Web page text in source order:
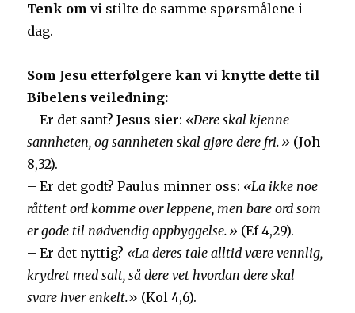
Tenk om vi stilte de samme spørsmålene i
dag.
Som Jesu etterfølgere kan vi knytte dette til
Bibelens veiledning:
– Er det sant? Jesus sier: «Dere skal kjenne
sannheten, og sannheten skal gjøre dere fri.» (Joh
8,32).
– Er det godt? Paulus minner oss: «La ikke noe
råttent ord komme over leppene, men bare ord som
er gode til nødvendig oppbyggelse.» (Ef 4,29).
– Er det nyttig? «La deres tale alltid være vennlig,
krydret med salt, så dere vet hvordan dere skal
svare hver enkelt.» (Kol 4,6).